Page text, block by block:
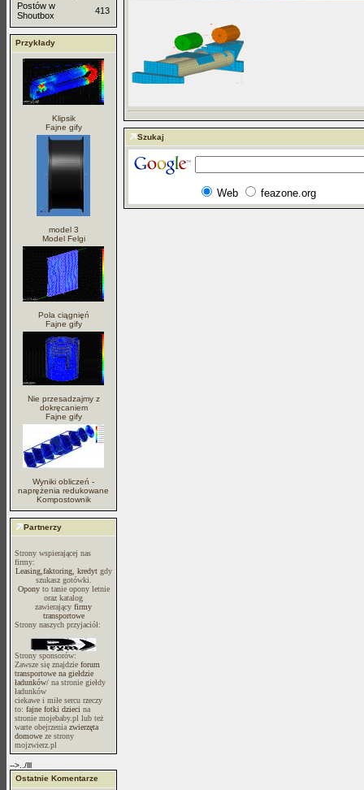
Postów w
Shoutbox
413
Przykłady
Klipsik
Fajne gify
model 3
Model Felgi
Pola ciągnięń
Fajne gify
Nie przesadzajmy z
dokręcaniem
Fajne gify
Wyniki obliczeń -
naprężenia redukowane
Kompostownik
Partnerzy
Strony wspierającej nas
firmy:
Leasing,faktoring, kredytgdy
szukasz gotówki.
Oponyto tanie opony letnie
oraz katalog
zawierający firmy
transportowe
Strony naszych przyjaciół:
Strony sponsorów:
Zawsze się znajdzie forum
transportowe na giełdzie
ładunków/ na stronie giełdy
ładunków
ciekawe i miłe sercu rzeczy
to: fajne fotki dzieci na
stronie mojebaby.pl lub też
warte obejrzenia zwierzęta
domowe ze strony
mojzwierz.pl
-->../lll
Ostatnie Komentarze
Szukaj
Web feazone.org